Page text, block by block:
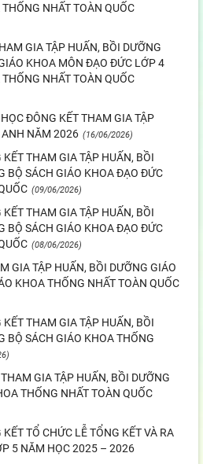
NHẤT TOÀN QUỐC
GIA TẬP HUẤN, BỒI DƯỠNG
KHOA MÔN ĐẠO ĐỨC LỚP 4
NHẤT TOÀN QUỐC
ĐÔNG KẾT THAM GIA TẬP
ANH NĂM 2026 (16/06/2026)
THAM GIA TẬP HUẤN, BỒI
BỘ SÁCH GIÁO KHOA ĐẠO ĐỨC
(09/06/2026)
THAM GIA TẬP HUẤN, BỒI
BỘ SÁCH GIÁO KHOA ĐẠO ĐỨC
(08/06/2026)
GIA TẬP HUẤN, BỒI DƯỠNG GIÁO
KHOA THỐNG NHẤT TOÀN QUỐC
THAM GIA TẬP HUẤN, BỒI
BỘ SÁCH GIÁO KHOA THỐNG
GIA TẬP HUẤN, BỒI DƯỠNG
THỐNG NHẤT TOÀN QUỐC
TỔ CHỨC LỄ TỔNG KẾT VÀ RA
5 NĂM HỌC 2025 – 2026